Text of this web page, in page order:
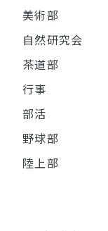
美術部
自然研究会
茶道部
行事
部活
野球部
陸上部